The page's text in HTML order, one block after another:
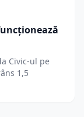
Civic-ul pe
1,5